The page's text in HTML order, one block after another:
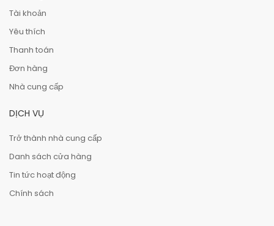
Tài khoản
Yêu thích
Thanh toán
Đơn hàng
Nhà cung cấp
DỊCH VỤ
Trở thành nhà cung cấp
Danh sách cửa hàng
Tin tức hoạt động
Chính sách